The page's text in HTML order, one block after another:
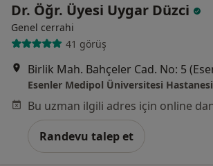
Dr. Öğr. Üyesi Uygar Düzci
Genel cerrahi
41 görüş
Esenler Medipol Üniversitesi Hastanesi
Randevu talep et